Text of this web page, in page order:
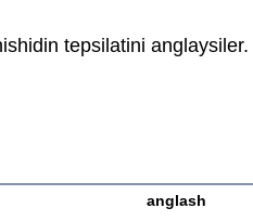
tepsilatini anglaysiler.
anglash